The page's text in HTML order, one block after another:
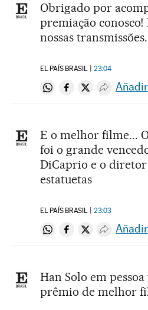
Obrigado por
premiação
nossas
EL PAÍS BRASIL 23:04
Compartir en Whatsapp
Compartir en
Compartir en
E o melhor filme...
foi o grande
DiCaprio e o
estatuetas
EL PAÍS BRASIL 23:03
Compartir en Whatsapp
Compartir en
Compartir en
Han Solo em
prêmio de melhor